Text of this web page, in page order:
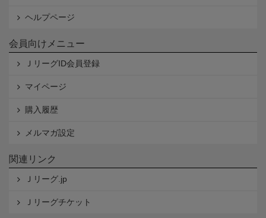
ヘルプページ
会員向けメニュー
ＪリーグID会員登録
マイページ
購入履歴
メルマガ設定
関連リンク
Ｊリーグ.jp
Ｊリーグチケット